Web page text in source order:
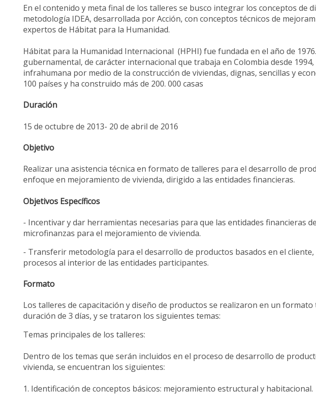
En el contenido y meta final de los talleres se busco integrar los conceptos de
metodología IDEA, desarrollada por Acción, con conceptos técnicos de
expertos de Hábitat para la Humanidad.
Hábitat para la Humanidad Internacional (HPHI) fue fundada en el año de
gubernamental, de carácter internacional que trabaja en Colombia desde
infrahumana por medio de la construcción de viviendas, dignas, sencillas y
100 países y ha construido más de 200. 000 casas
Duración
15 de octubre de 2013- 20 de abril de 2016
Objetivo
Realizar una asistencia técnica en formato de talleres para el desarrollo de
enfoque en mejoramiento de vivienda, dirigido a las entidades financieras.
Objetivos Específicos
- Incentivar y dar herramientas necesarias para que las entidades financieras
microfinanzas para el mejoramiento de vivienda.
- Transferir metodología para el desarrollo de productos basados en el
procesos al interior de las entidades participantes.
Formato
Los talleres de capacitación y diseño de productos se realizaron en un
duración de 3 días, y se trataron los siguientes temas:
Temas principales de los talleres:
Dentro de los temas que serán incluidos en el proceso de desarrollo de
vivienda, se encuentran los siguientes:
1. Identificación de conceptos básicos: mejoramiento estructural y habitacional.